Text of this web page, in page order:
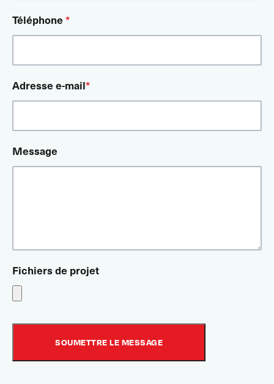
Téléphone*
Adresse e-mail*
Message
Fichiers de projet